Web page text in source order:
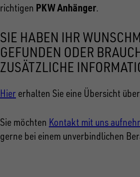
richtigen PKW Anhänger.
SIE HABEN IHR
GEFUNDEN ODER
ZUSÄTZLICHE
Hier erhalten Sie eine Übersicht
Sie möchten Kontakt mit uns
gerne bei einem unverbindlichen